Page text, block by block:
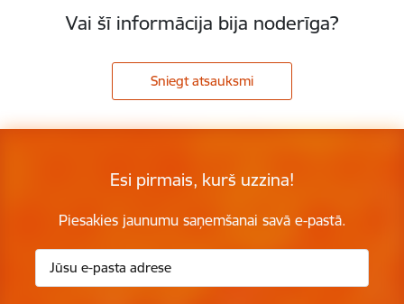
Vai šī informācija bija noderīga?
Sniegt atsauksmi
Esi pirmais, kurš uzzina!
Piesakies jaunumu saņemšanai savā e-pastā.